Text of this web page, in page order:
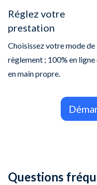
Réglez votre
prestation
Choisissez votre mode de
règlement ; 100% en ligne
en main propre.
Questions